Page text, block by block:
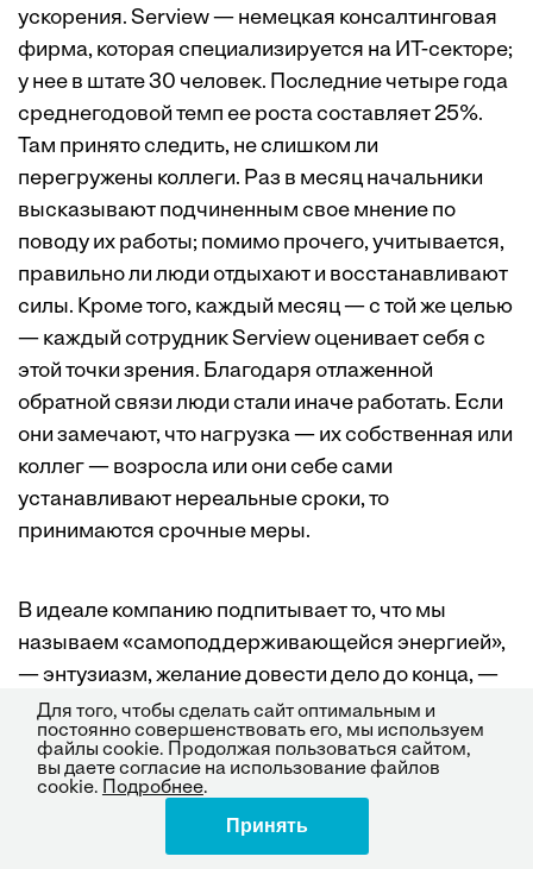
ускорения. Serview — немецкая консалтинговая
фирма, которая специализируется на ИТ-секторе;
у нее в штате 30 человек. Последние четыре года
среднегодовой темп ее роста составляет 25%.
Там принято следить, не слишком ли
перегружены коллеги. Раз в месяц начальники
высказывают подчиненным свое мнение по
поводу их работы; помимо прочего, учитывается,
правильно ли люди отдыхают и восстанавливают
силы. Кроме того, каждый месяц — с той же целью
— каждый сотрудник Serview оценивает себя с
этой точки зрения. Благодаря отлаженной
обратной связи люди стали иначе работать. Если
они замечают, что нагрузка — их собственная или
коллег — возросла или они себе сами
устанавливают нереальные сроки, то
принимаются срочные меры.
В идеале компанию подпитывает то, что мы
называем «самоподдерживающейся энергией»,
— энтузиазм, желание довести дело до конца, —
которая не дает людям выдохнуться.
Вспышки этой энергии наблюдают многие
генеральные директора, особенно в периоды
напряженной работы. Они чаще всего совпадают
Для того, чтобы сделать сайт оптимальным и
постоянно совершенствовать его, мы используем
файлы cookie. Продолжая пользоваться сайтом,
вы даете согласие на использование файлов
cookie.
Подробнее.
Принять